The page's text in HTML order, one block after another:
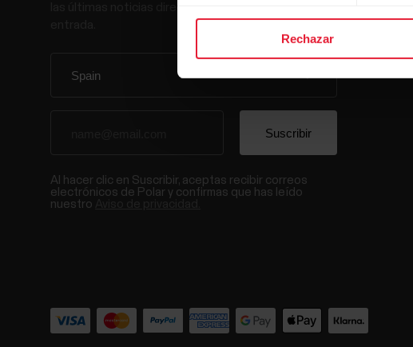
Rechazar
Al hacer clic en Suscribir, aceptas recibir correos
electrónicos de Polar y confirmas que has leído
nuestro